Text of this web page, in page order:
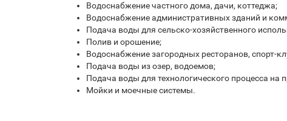
Водоснабжение частного дома, дачи, коттеджа;
Водоснабжение административных зданий и
Подача воды для сельско-хозяйственного
Полив и орошение;
Водоснабжение загородных ресторанов, спорт-
Подача воды из озер, водоемов;
Подача воды для технологического процесса на
Мойки и моечные системы.